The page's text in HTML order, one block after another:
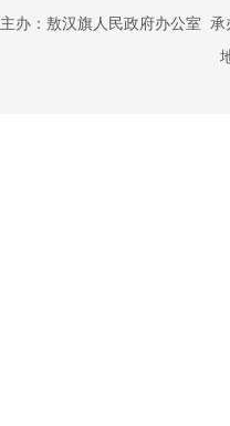
主办：敖汉旗人民政府办公室